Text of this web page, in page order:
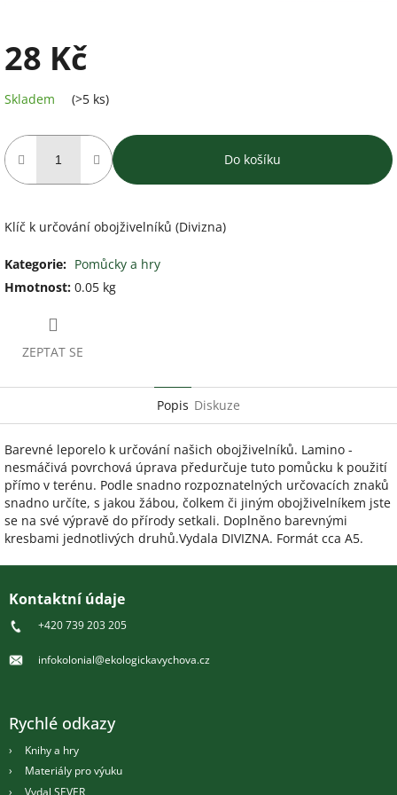
28 Kč
cena:
Skladem (>5 ks)
Do košíku
Klíč k určování obojživelníků (Divizna)
Kategorie: Pomůcky a hry
Hmotnost: 0.05 kg
ZEPTAT SE
Popis Diskuze
Barevné leporelo k určování našich obojživelníků. Lamino -
nesmáčivá povrchová úprava předurčuje tuto pomůcku k použití
přímo v terénu. Podle snadno rozpoznatelných určovacích znaků
snadno určíte, s jakou žábou, čolkem či jiným obojživelníkem jste
se na své výpravě do přírody setkali. Doplněno barevnými
kresbami jednotlivých druhů.Vydala DIVIZNA. Formát cca A5.
Kontaktní údaje
+420 739 203 205
infokolonial@ekologickavychova.cz
Rychlé odkazy
Knihy a hry
Materiály pro výuku
Vydal SEVER